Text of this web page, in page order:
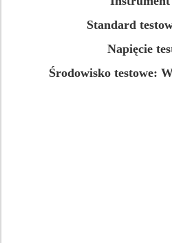
Standard
Napięcie
Środowisko testowe: